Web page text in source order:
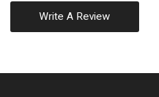
Write A Review